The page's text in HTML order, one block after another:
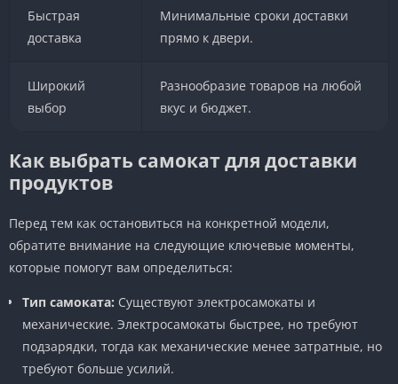
Быстрая
доставка
Минимальные сроки доставки
прямо к двери.
Широкий
выбор
Разнообразие товаров на любой
вкус и бюджет.
Как выбрать самокат для доставки
продуктов
Перед тем как остановиться на конкретной модели,
обратите внимание на следующие ключевые моменты,
которые помогут вам определиться:
Тип самоката: Существуют электросамокаты и
механические. Электросамокаты быстрее, но требуют
подзарядки, тогда как механические менее затратные, но
требуют больше усилий.